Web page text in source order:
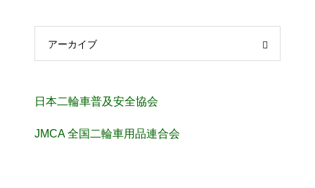
アーカイブ
日本二輪車普及安全協会
JMCA 全国二輪車用品連合会